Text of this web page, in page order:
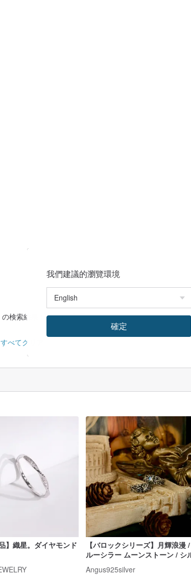
の検索結果：7,000+ 件
すべてクリア
】織星。ダイヤモンド
【バロックシリーズ】月輝浪漫
ルーシラー ムーンストーン / シ
Angus925silver
我們建議的瀏覽環境
確定